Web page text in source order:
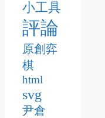
小工具
評論
原創弈
棋
html
svg
尹倉